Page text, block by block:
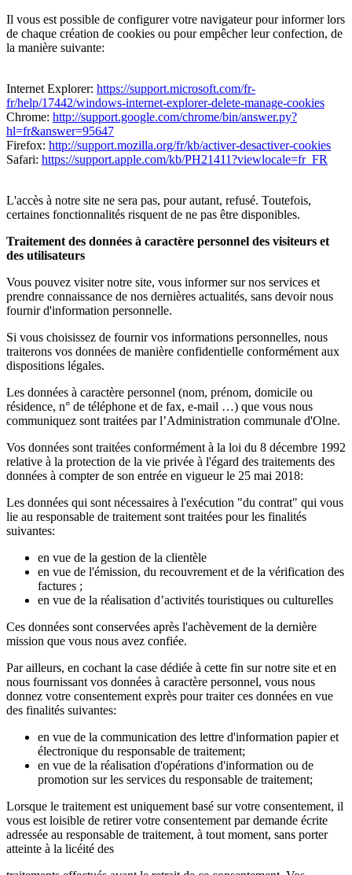
Il vous est possible de configurer votre navigateur pour informer lors
de chaque création de cookies ou pour empêcher leur confection, de
la manière suivante:
Internet Explorer: https://support.microsoft.com/fr-
fr/help/17442/windows-internet-explorer-delete-manage-cookies
Chrome: http://support.google.com/chrome/bin/answer.py?
hl=fr&answer=95647
Firefox: http://support.mozilla.org/fr/kb/activer-desactiver-cookies
Safari: https://support.apple.com/kb/PH21411?viewlocale=fr_FR
L'accès à notre site ne sera pas, pour autant, refusé. Toutefois,
certaines fonctionnalités risquent de ne pas être disponibles.
Traitement des données à caractère personnel des visiteurs et
des utilisateurs
Vous pouvez visiter notre site, vous informer sur nos services et
prendre connaissance de nos dernières actualités, sans devoir nous
fournir d'information personnelle.
Si vous choisissez de fournir vos informations personnelles, nous
traiterons vos données de manière confidentielle conformément aux
dispositions légales.
Les données à caractère personnel (nom, prénom, domicile ou
résidence, n° de téléphone et de fax, e-mail …) que vous nous
communiquez sont traitées par l’Administration communale d'Olne.
Vos données sont traitées conformément à la loi du 8 décembre 1992
relative à la protection de la vie privée à l'égard des traitements des
données à compter de son entrée en vigueur le 25 mai 2018:
Les données qui sont nécessaires à l'exécution "du contrat" qui vous
lie au responsable de traitement sont traitées pour les finalités
suivantes:
en vue de la gestion de la clientèle
en vue de l'émission, du recouvrement et de la vérification des
factures ;
en vue de la réalisation d’activités touristiques ou culturelles
Ces données sont conservées après l'achèvement de la dernière
mission que vous nous avez confiée.
Par ailleurs, en cochant la case dédiée à cette fin sur notre site et en
nous fournissant vos données à caractère personnel, vous nous
donnez votre consentement exprès pour traiter ces données en vue
des finalités suivantes:
en vue de la communication des lettre d'information papier et
électronique du responsable de traitement;
en vue de la réalisation d'opérations d'information ou de
promotion sur les services du responsable de traitement;
Lorsque le traitement est uniquement basé sur votre consentement, il
vous est loisible de retirer votre consentement par demande écrite
adressée au responsable de traitement, à tout moment, sans porter
atteinte à la licéité des